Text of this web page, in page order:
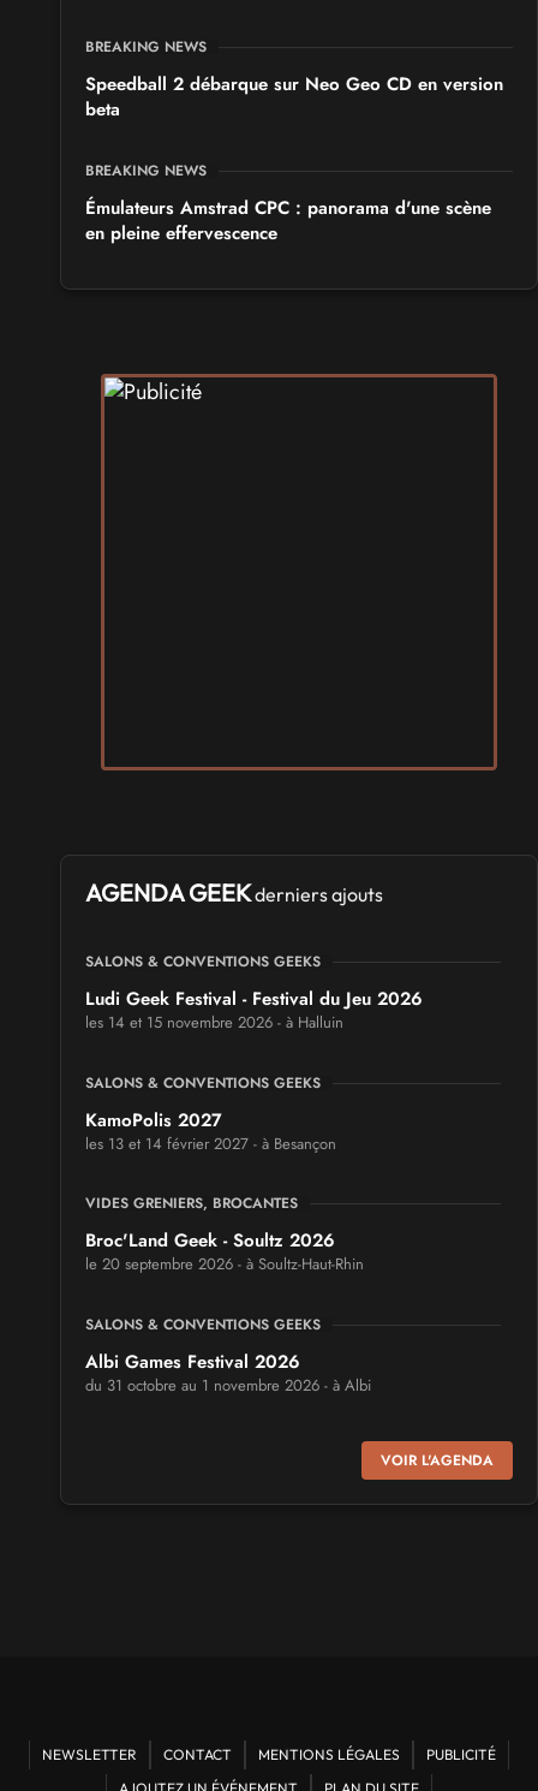
BREAKING NEWS
Speedball 2 débarque sur Neo Geo CD en version
beta
BREAKING NEWS
Émulateurs Amstrad CPC : panorama d'une scène
en pleine effervescence
AGENDA GEEKderniers ajouts
SALONS & CONVENTIONS GEEKS
Ludi Geek Festival - Festival du Jeu 2026
les 14 et 15 novembre 2026 - à Halluin
SALONS & CONVENTIONS GEEKS
KamoPolis 2027
les 13 et 14 février 2027 - à Besançon
VIDES GRENIERS, BROCANTES
Broc'Land Geek - Soultz 2026
le 20 septembre 2026 - à Soultz-Haut-Rhin
SALONS & CONVENTIONS GEEKS
Albi Games Festival 2026
du 31 octobre au 1 novembre 2026 - à Albi
Virtual Calais - salon du jeu vidéo et des loisirs
numériques 2026
Mang'Azur 2027
les 24 et 25 avril 2027 - à Toulon
VOIR L'AGENDA
NEWSLETTER CONTACT MENTIONS LÉGALES
PUBLICITÉ